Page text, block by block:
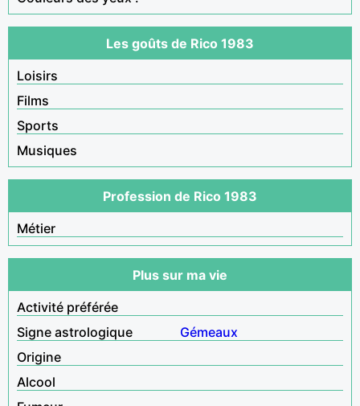
Les goûts de Rico 1983
Loisirs
Films
Sports
Musiques
Profession de Rico 1983
Métier
Plus sur ma vie
Activité préférée
Signe astrologique
Gémeaux
Origine
Alcool